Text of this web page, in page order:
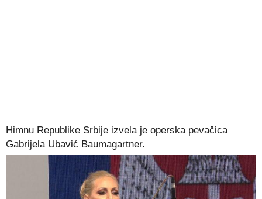
Himnu Republike Srbije izvela je operska pevačica
Gabrijela Ubavić Baumagartner.